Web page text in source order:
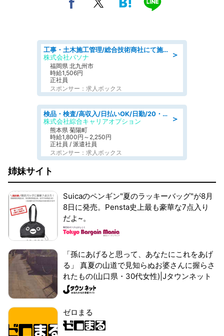
＞
工事・土木施工管理/総合技術商社にて施工管理のお仕事/即日勤務可/車通勤可/工事・土木施工管理/生産・品質管理
株式会社パソナ
福岡県 北九州市
時給1,506円
正社員
スポンサー：求人ボックス
＞
検品・検査/高収入/日払いOK/日勤/20・30・40代活躍中/製造 工場
株式会社綜合キャリアオプション
熊本県 菊陽町
時給1,800円～2,250円
正社員 / 派遣社員
スポンサー：求人ボックス
姉妹サイト
Suicaのペンギン"夏のラッキーバッグ"が8月
8日に発売。Pensta史上最も豪華な7点入り
だよ~。
「孫にあげると思って、あなたにこれをあげ
る」 真夏の山道で見知らぬお婆さんに握らさ
れたもの(山口県・30代女性)|Jタウンネット
ゼロまる